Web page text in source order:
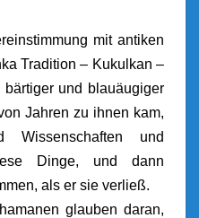
mit antiken
Tradition – Kukulkan –
und blauäugiger
Jahren zu ihnen kam,
und
Dinge, und dann
als er sie verließ.
glauben daran,